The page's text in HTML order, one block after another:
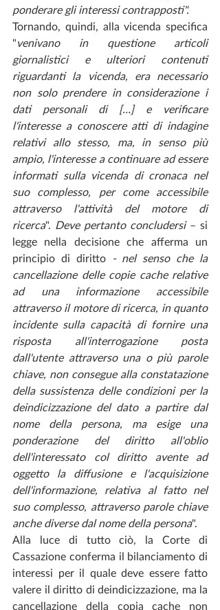
ponderare gli interessi contrapposti".
Tornando, quindi, alla vicenda specifica
"venivano in questione articoli
giornalistici e ulteriori contenuti
riguardanti la vicenda, era necessario
non solo prendere in considerazione i
dati personali di […] e verificare
l'interesse a conoscere atti di indagine
relativi allo stesso, ma, in senso più
ampio, l'interesse a continuare ad essere
informati sulla vicenda di cronaca nel
suo complesso, per come accessibile
attraverso l'attività del motore di
ricerca". Deve pertanto concludersi – si
legge nella decisione che afferma un
principio di diritto - nel senso che la
cancellazione delle copie cache relative
ad una informazione accessibile
attraverso il motore di ricerca, in quanto
incidente sulla capacità di fornire una
risposta all'interrogazione posta
dall'utente attraverso una o più parole
chiave, non consegue alla constatazione
della sussistenza delle condizioni per la
deindicizzazione del dato a partire dal
nome della persona, ma esige una
ponderazione del diritto all'oblio
dell'interessato col diritto avente ad
oggetto la diffusione e l'acquisizione
dell'informazione, relativa al fatto nel
suo complesso, attraverso parole chiave
anche diverse dal nome della persona".
Alla luce di tutto ciò, la Corte di
Cassazione conferma il bilanciamento di
interessi per il quale deve essere fatto
valere il diritto di deindicizzazione, ma la
cancellazione della copia cache non